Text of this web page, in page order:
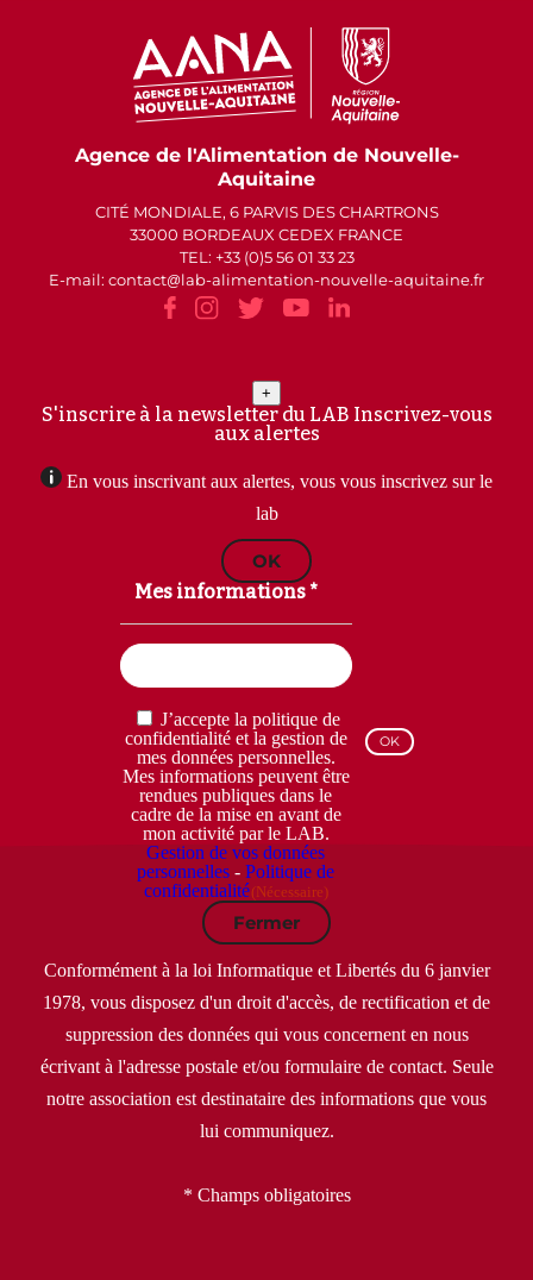
Agence de l'Alimentation de Nouvelle-
Aquitaine
CITÉ MONDIALE, 6 PARVIS DES CHARTRONS
33000 BORDEAUX CEDEX FRANCE
TEL: +33 (0)5 56 01 33 23
E-mail: contact
lab-alimentation-nouvelle-aquitaine.fr
+
S'inscrire à la newsletter du LAB Inscrivez-vous
aux alertes
En vous inscrivant aux alertes, vous vous inscrivez sur le
lab
OK
Mes informations *
RGPD
(Nécessaire)
J’accepte la politique de
confidentialité et la gestion de
mes données personnelles.
Mes informations peuvent être
rendues publiques dans le
cadre de la mise en avant de
mon activité par le LAB.
Gestion de vos données
personnelles -Politique de
confidentialité(Nécessaire)
Fermer
Conformément à la loi Informatique et Libertés du 6 janvier
1978, vous disposez d'un droit d'accès, de rectification et de
suppression des données qui vous concernent en nous
écrivant à l'adresse postale et/ou formulaire de contact. Seule
notre association est destinataire des informations que vous
lui communiquez.
* Champs obligatoires